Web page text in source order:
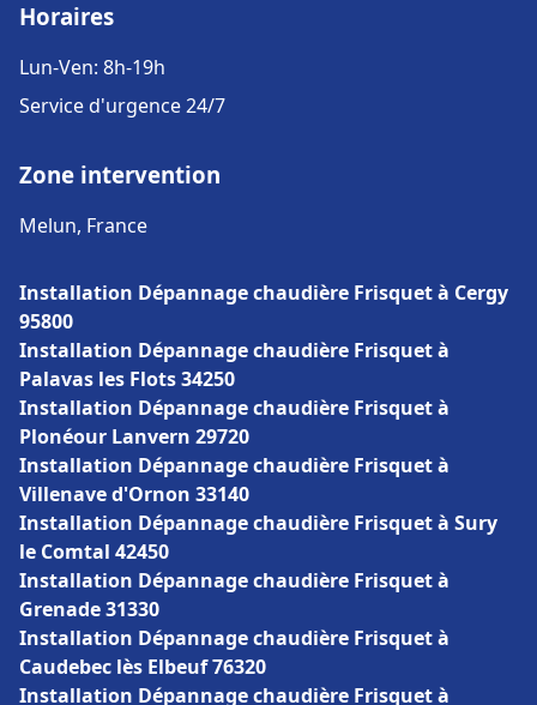
Horaires
Lun-Ven: 8h-19h
Service d'urgence 24/7
Zone intervention
Melun, France
Installation Dépannage chaudière Frisquet à Cergy
95800
Installation Dépannage chaudière Frisquet à
Palavas les Flots 34250
Installation Dépannage chaudière Frisquet à
Plonéour Lanvern 29720
Installation Dépannage chaudière Frisquet à
Villenave d'Ornon 33140
Installation Dépannage chaudière Frisquet à Sury
le Comtal 42450
Installation Dépannage chaudière Frisquet à
Grenade 31330
Installation Dépannage chaudière Frisquet à
Caudebec lès Elbeuf 76320
Installation Dépannage chaudière Frisquet à